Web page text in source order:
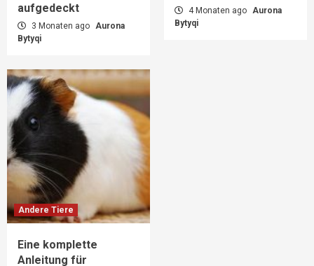
aufgedeckt
3 Monaten ago Aurona
Bytyqi
4 Monaten ago Aurona
Bytyqi
Andere Tiere
Eine komplette
Anleitung für